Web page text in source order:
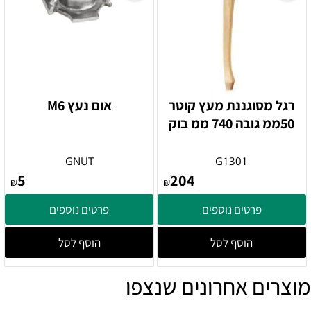
רגל מסוגננת מעץ קוטר
50ממ גובה 740 ממ בוק
G1301
₪204
פרטים נוספים
הוסף לסל
אום נעץ M6
GNUT
₪5
פרטים נוספים
הוסף לסל
מוצרים אחרונים שנצפו